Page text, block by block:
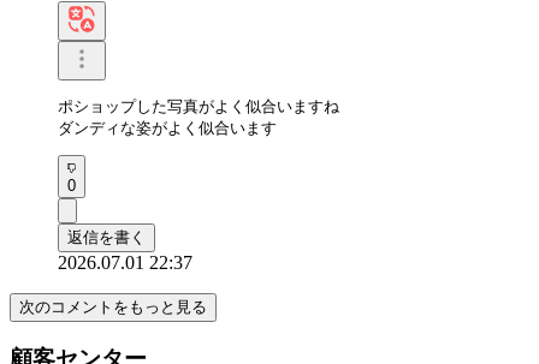
ポショップした写真がよく似合いますね
ダンディな姿がよく似合います
0
返信を書く
2026.07.01 22:37
次のコメントをもっと見る